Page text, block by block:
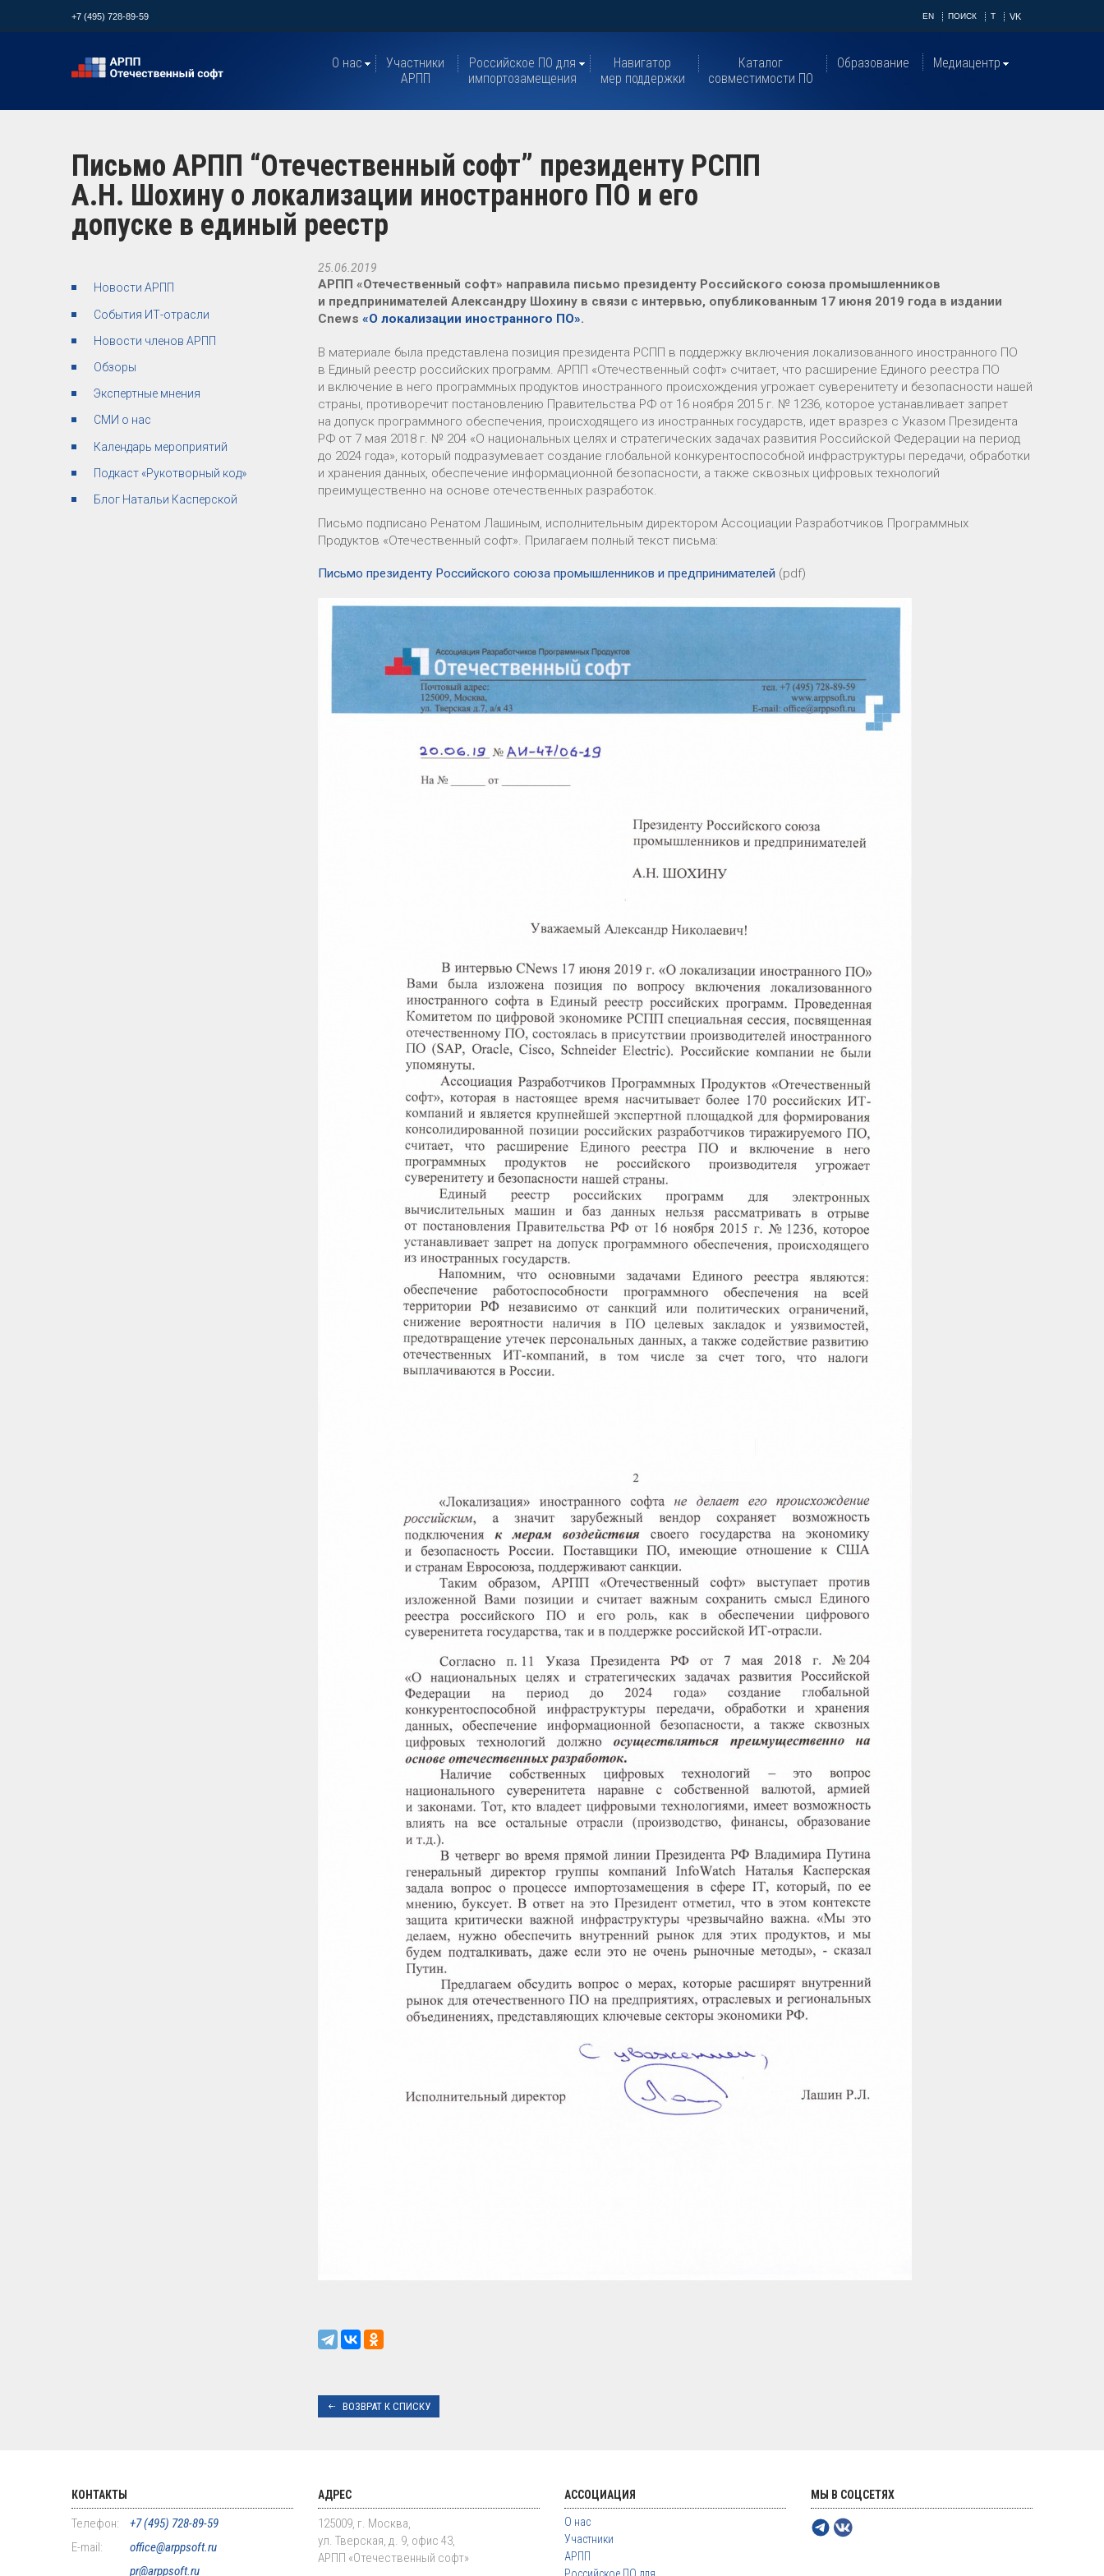
+7 (495) 728-89-59 EN ПОИСК T VK
О нас
Участники
АРПП
Российское ПО для
импортозамещения
Навигатор
мер поддержки
Каталог
совместимости ПО
Образование Медиацентр
Письмо АРПП “Отечественный софт” президенту РСПП
А.Н. Шохину о локализации иностранного ПО и его
допуске в единый реестр
Новости АРПП
События ИТ-отрасли
Новости членов АРПП
Обзоры
Экспертные мнения
СМИ о нас
Календарь мероприятий
Подкаст «Рукотворный код»
Блог Натальи Касперской
25.06.2019
АРПП «Отечественный софт» направила письмо президенту Российского союза промышленников
и предпринимателей Александру Шохину в связи с интервью, опубликованным 17 июня 2019 года в издании
Cnews «О локализации иностранного ПО».
В материале была представлена позиция президента РСПП в поддержку включения локализованного иностранного ПО
в Единый реестр российских программ. АРПП «Отечественный софт» считает, что расширение Единого реестра ПО
и включение в него программных продуктов иностранного происхождения угрожает суверенитету и безопасности нашей
страны, противоречит постановлению Правительства РФ от 16 ноября 2015 г. № 1236, которое устанавливает запрет
на допуск программного обеспечения, происходящего из иностранных государств, идет вразрез с Указом Президента
РФ от 7 мая 2018 г. № 204 «О национальных целях и стратегических задачах развития Российской Федерации на период
до 2024 года», который подразумевает создание глобальной конкурентоспособной инфраструктуры передачи, обработки
и хранения данных, обеспечение информационной безопасности, а также сквозных цифровых технологий
преимущественно на основе отечественных разработок.
Письмо подписано Ренатом Лашиным, исполнительным директором Ассоциации Разработчиков Программных
Продуктов «Отечественный софт». Прилагаем полный текст письма:
Письмо президенту Российского союза промышленников и предпринимателей (pdf)
ВОЗВРАТ К СПИСКУ
КОНТАКТЫ
Телефон:
+7 (495) 728-89-59
E-mail:
office@arppsoft.ru
pr@arppsoft.ru
АДРЕС
125009, г. Москва,
ул. Тверская, д. 9, офис 43,
АРПП «Отечественный софт»
АССОЦИАЦИЯ
О нас
Участники
АРПП
МЫ В СОЦСЕТЯХ